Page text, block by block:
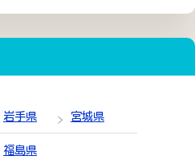
岩手県 宮城県
福島県